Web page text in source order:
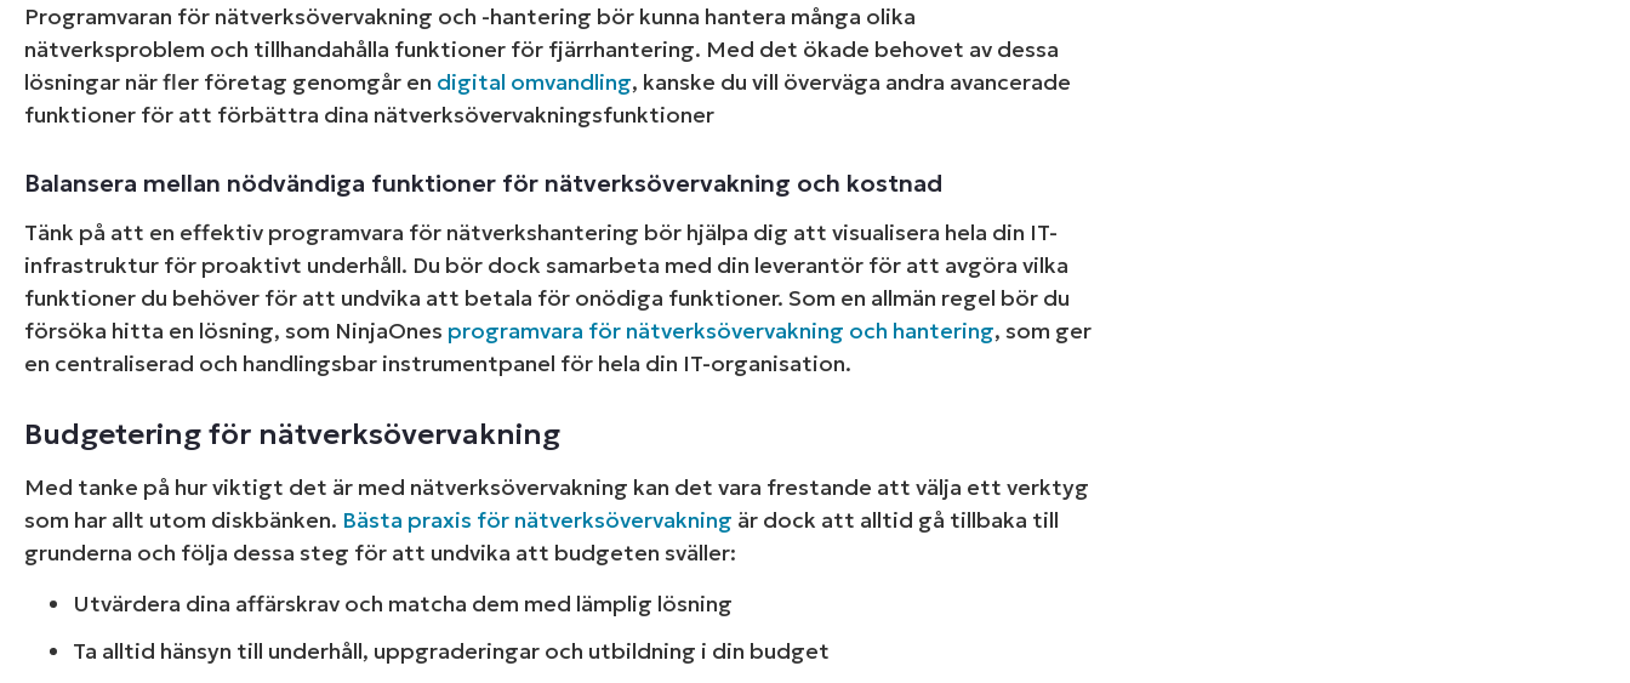
Programvaran för nätverksövervakning och -hantering bör kunna hantera många olika
nätverksproblem och tillhandahålla funktioner för fjärrhantering. Med det ökade behovet av dessa
lösningar när fler företag genomgår en digital omvandling, kanske du vill överväga andra avancerade
funktioner för att förbättra dina nätverksövervakningsfunktioner
Balansera mellan nödvändiga funktioner för nätverksövervakning och kostnad
Tänk på att en effektiv programvara för nätverkshantering bör hjälpa dig att visualisera hela din IT-
infrastruktur för proaktivt underhåll. Du bör dock samarbeta med din leverantör för att avgöra vilka
funktioner du behöver för att undvika att betala för onödiga funktioner. Som en allmän regel bör du
försöka hitta en lösning, som NinjaOnes programvara för nätverksövervakning och hantering, som ger
en centraliserad och handlingsbar instrumentpanel för hela din IT-organisation.
Budgetering för nätverksövervakning
Med tanke på hur viktigt det är med nätverksövervakning kan det vara frestande att välja ett verktyg
som har allt utom diskbänken. Bästa praxis för nätverksövervakning är dock att alltid gå tillbaka till
grunderna och följa dessa steg för att undvika att budgeten sväller:
Utvärdera dina affärskrav och matcha dem med lämplig lösning
Ta alltid hänsyn till underhåll, uppgraderingar och utbildning i din budget
Utforska demos